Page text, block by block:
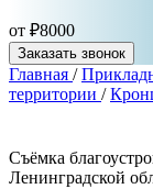
от ₽8000
Заказать звонок
Главная /
территории /
Съёмка
Ленинградской